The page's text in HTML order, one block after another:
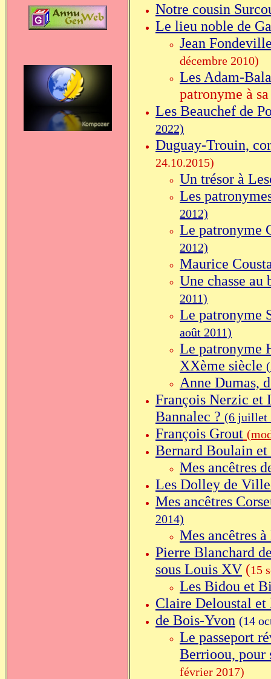
Notre cousin
Le lieu noble de
Jean
décembre 2010)
Les Adam-
patronyme à
Les Beauchef de
2022)
Duguay-Trouin,
24.10.2015)
Un trésor à
Les
2012)
Le patronyme
2012)
Maurice
Une chasse
2011)
Le patronyme
août 2011)
Le patronyme
XXème siècle
Anne Dumas,
François Nerzic et
Bannalec ? (6 juillet
François Grout
Bernard Boulain
Mes ancêtres
Les Dolley de
Mes ancêtres
2014)
Mes ancêtres
Pierre Blanchard
sous Louis XV (15
Les Bidou et
Claire Deloustal
de Bois-Yvon (14
Le passeport
Berrioou, pour
février 2017)